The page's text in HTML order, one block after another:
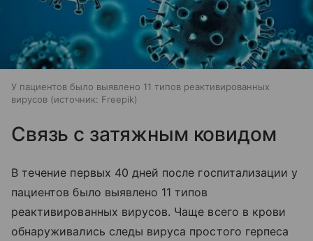
У пациентов было выявлено 11 типов реактивированных
вирусов
источник: Freepik
Связь с затяжным ковидом
В течение первых 40 дней после госпитализации у
пациентов было выявлено 11 типов
реактивированных вирусов. Чаще всего в крови
обнаруживались следы вируса простого герпеса